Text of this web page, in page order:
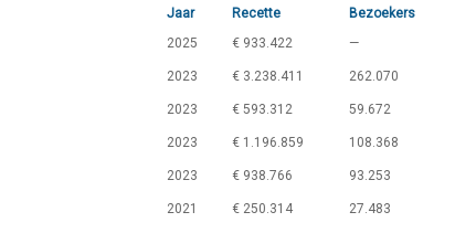
Jaar Recette
Bezoekers
2025 € 933.422 —
2023 € 3.238.411 262.070
2023 € 593.312 59.672
2023 € 1.196.859 108.368
2023 € 938.766 93.253
2021 € 250.314 27.483